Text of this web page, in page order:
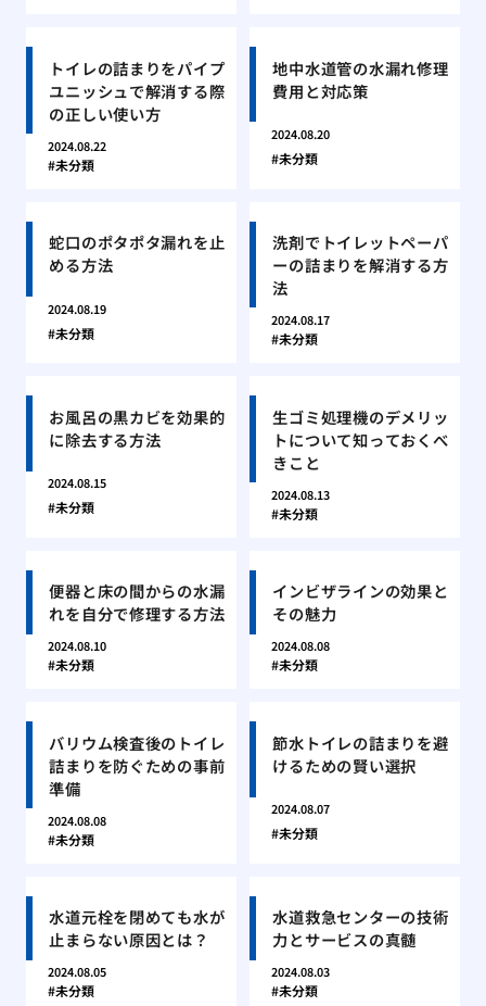
トイレの詰まりをパイプ
ユニッシュで解消する際
の正しい使い方
2024.08.22
未分類
地中水道管の水漏れ修理
費用と対応策
2024.08.20
未分類
蛇口のポタポタ漏れを止
める方法
2024.08.19
未分類
洗剤でトイレットペーパ
ーの詰まりを解消する方
法
2024.08.17
未分類
お風呂の黒カビを効果的
に除去する方法
2024.08.15
未分類
生ゴミ処理機のデメリッ
トについて知っておくべ
きこと
2024.08.13
未分類
便器と床の間からの水漏
れを自分で修理する方法
2024.08.10
未分類
インビザラインの効果と
その魅力
2024.08.08
未分類
バリウム検査後のトイレ
詰まりを防ぐための事前
準備
2024.08.08
未分類
節水トイレの詰まりを避
けるための賢い選択
2024.08.07
未分類
水道元栓を閉めても水が
止まらない原因とは？
2024.08.05
未分類
水道救急センターの技術
力とサービスの真髄
2024.08.03
未分類